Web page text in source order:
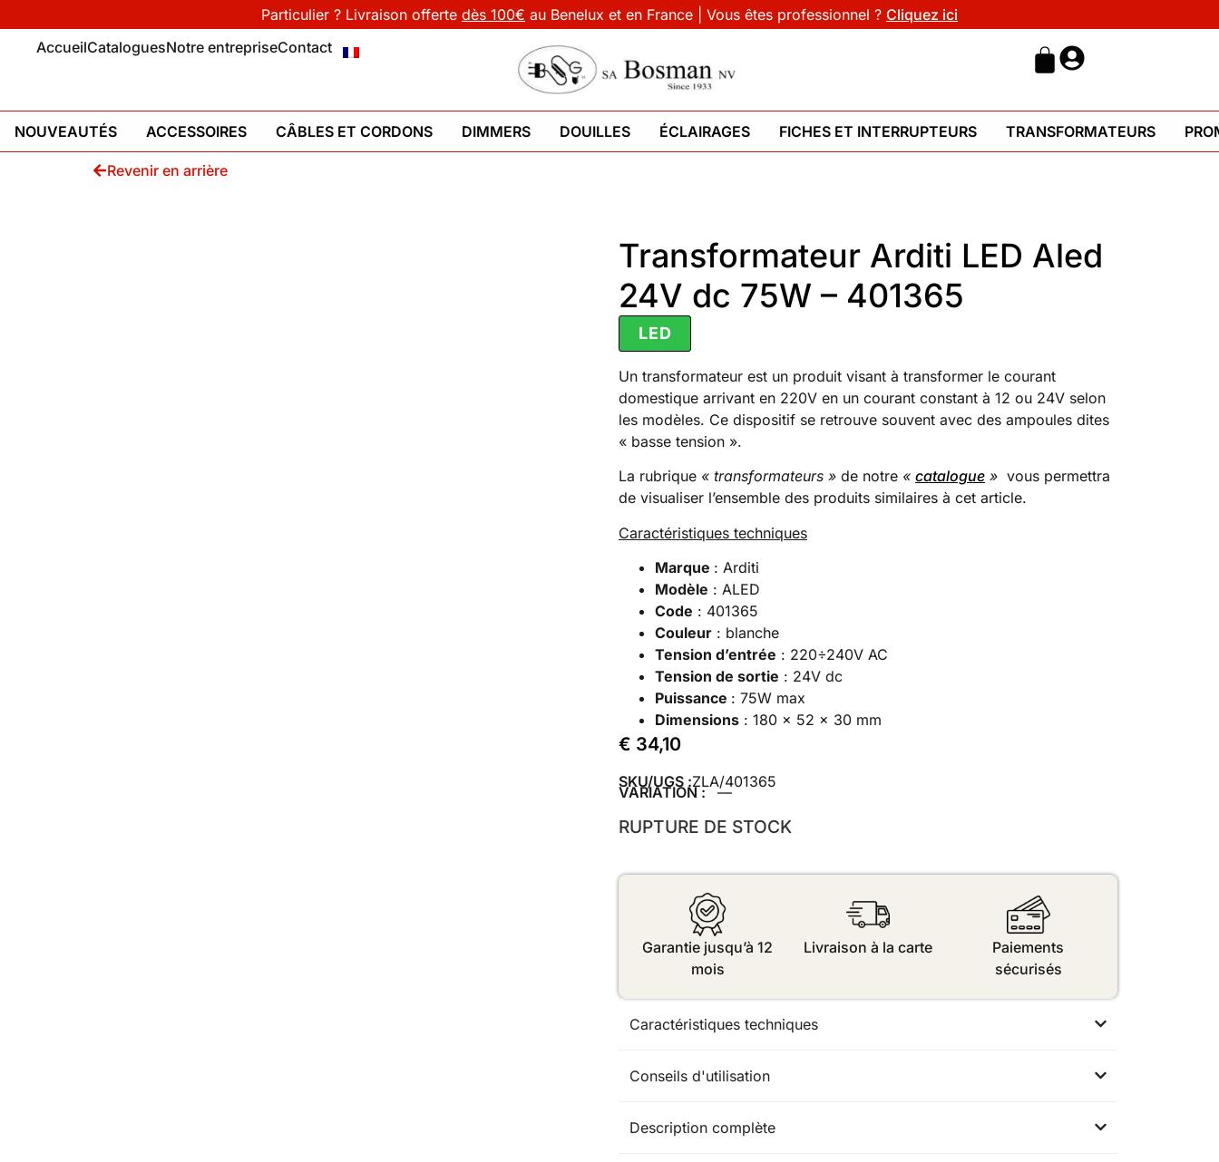
Particulier ? Livraison offerte dès 100€ au Benelux et en France | Vous êtes professionnel ? Cliquez ici
AccueilCataloguesNotre entrepriseContact
NOUVEAUTÉS ACCESSOIRES CÂBLES ET CORDONS DIMMERS DOUILLES ÉCLAIRAGES FICHES ET INTERRUPTEURS TRANSFORMATEURS
Revenir en arrière
Transformateur Arditi LED Aled
24V dc 75W – 401365
LED
Un transformateur est un produit visant à transformer le courant
domestique arrivant en 220V en un courant constant à 12 ou 24V selon
les modèles. Ce dispositif se retrouve souvent avec des ampoules dites
« basse tension ».
La rubrique « transformateurs » de notre « catalogue » vous permettra
de visualiser l’ensemble des produits similaires à cet article.
Caractéristiques techniques
Marque : Arditi
Modèle : ALED
Code : 401365
Couleur : blanche
Tension d’entrée : 220÷240V AC
Tension de sortie : 24V dc
Puissance : 75W max
Dimensions : 180 x 52 x 30 mm
€ 34,10
SKU/UGS :ZLA/401365
VARIATION : —
RUPTURE DE STOCK
Garantie jusqu’à 12
mois
Livraison à la carte
Paiements
sécurisés
Caractéristiques techniques
Conseils d'utilisation
Description complète